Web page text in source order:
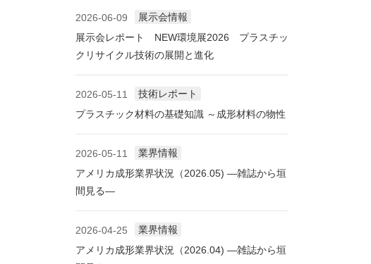
2026-06-09
展示会情報
展示会レポート NEW環境展2026 プラスチッ
クリサイクル技術の展開と進化
2026-05-11
技術レポート
プラスチック材料の基礎知識 ～成形材料の物性
2026-05-11
業界情報
アメリカ成形業界状況（2026.05) ―雑誌から垣
間見る―
2026-04-25
業界情報
アメリカ成形業界状況（2026.04) ―雑誌から垣